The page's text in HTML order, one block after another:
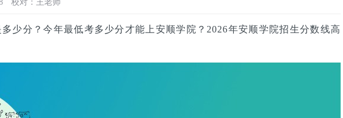
校对：王老师
少分？今年最低考多少分才能上安顺学院？2026年安顺学院招生分数线高